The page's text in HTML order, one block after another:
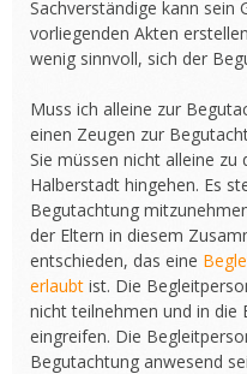
Sachverständige kann sein
vorliegenden Akten
wenig sinnvoll, sich der
Muss ich alleine zur
einen Zeugen zur
Sie müssen nicht alleine zu
Halberstadt hingehen. Es
Begutachtung
der Eltern in diesem
entschieden, das eine
erlaubt ist. Die
nicht teilnehmen und in die
eingreifen. Die
Begutachtung anwesend